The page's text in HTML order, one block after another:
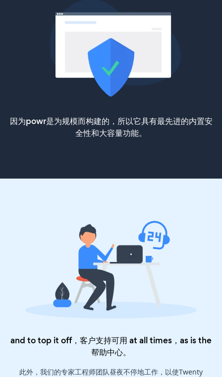
因为powr是为规模而构建的，所以它具有最先进的内置安
全性和大容量功能。
and to top it off，客户支持可用 at all times，as is the
帮助中心。
此外，我们的专家工程师团队昼夜不停地工作，以使Twenty